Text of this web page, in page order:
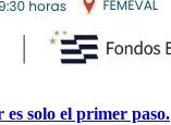
solo el primer paso.